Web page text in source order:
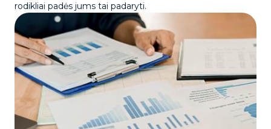
rodikliai padės jums tai padaryti.